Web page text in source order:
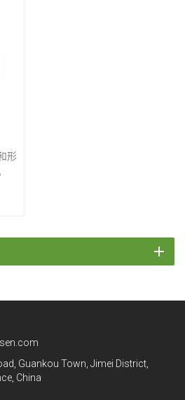
形
，
近
即
Guankou Town, Jimei District,
China